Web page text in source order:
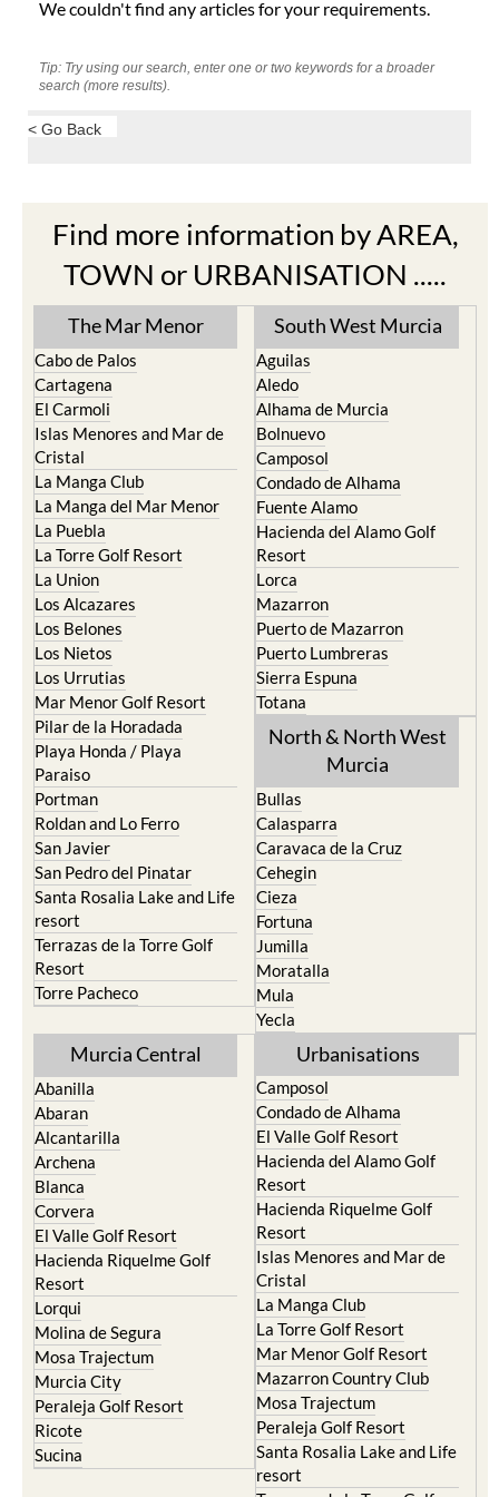
We couldn't find any articles for your requirements.
Tip: Try using our search, enter one or two keywords for a broader
search (more results).
< Go Back
Find more information by AREA,
TOWN or URBANISATION .....
The Mar Menor
Cabo de Palos
Cartagena
El Carmoli
Islas Menores and Mar de
Cristal
La Manga Club
La Manga del Mar Menor
La Puebla
La Torre Golf Resort
La Union
Los Alcazares
Los Belones
Los Nietos
Los Urrutias
Mar Menor Golf Resort
Pilar de la Horadada
Playa Honda / Playa
Paraiso
Portman
Roldan and Lo Ferro
San Javier
San Pedro del Pinatar
Santa Rosalia Lake and Life
resort
Terrazas de la Torre Golf
Resort
Torre Pacheco
South West Murcia
Aguilas
Aledo
Alhama de Murcia
Bolnuevo
Camposol
Condado de Alhama
Fuente Alamo
Hacienda del Alamo Golf
Resort
Lorca
Mazarron
Puerto de Mazarron
Puerto Lumbreras
Sierra Espuna
Totana
North & North West
Murcia
Bullas
Calasparra
Caravaca de la Cruz
Cehegin
Cieza
Fortuna
Jumilla
Moratalla
Mula
Yecla
Murcia Central
Abanilla
Abaran
Alcantarilla
Archena
Blanca
Corvera
El Valle Golf Resort
Hacienda Riquelme Golf
Resort
Lorqui
Molina de Segura
Mosa Trajectum
Murcia City
Peraleja Golf Resort
Ricote
Sucina
Urbanisations
Camposol
Condado de Alhama
El Valle Golf Resort
Hacienda del Alamo Golf
Resort
Hacienda Riquelme Golf
Resort
Islas Menores and Mar de
Cristal
La Manga Club
La Torre Golf Resort
Mar Menor Golf Resort
Mazarron Country Club
Mosa Trajectum
Peraleja Golf Resort
Santa Rosalia Lake and Life
resort